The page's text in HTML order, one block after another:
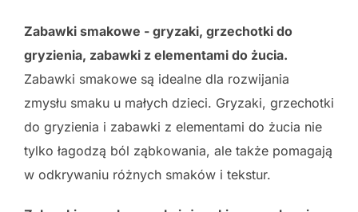
Zabawki smakowe - gryzaki, grzechotki do
gryzienia, zabawki z elementami do żucia.
Zabawki smakowe są idealne dla rozwijania
zmysłu smaku u małych dzieci. Gryzaki, grzechotki
do gryzienia i zabawki z elementami do żucia nie
tylko łagodzą ból ząbkowania, ale także pomagają
w odkrywaniu różnych smaków i tekstur.